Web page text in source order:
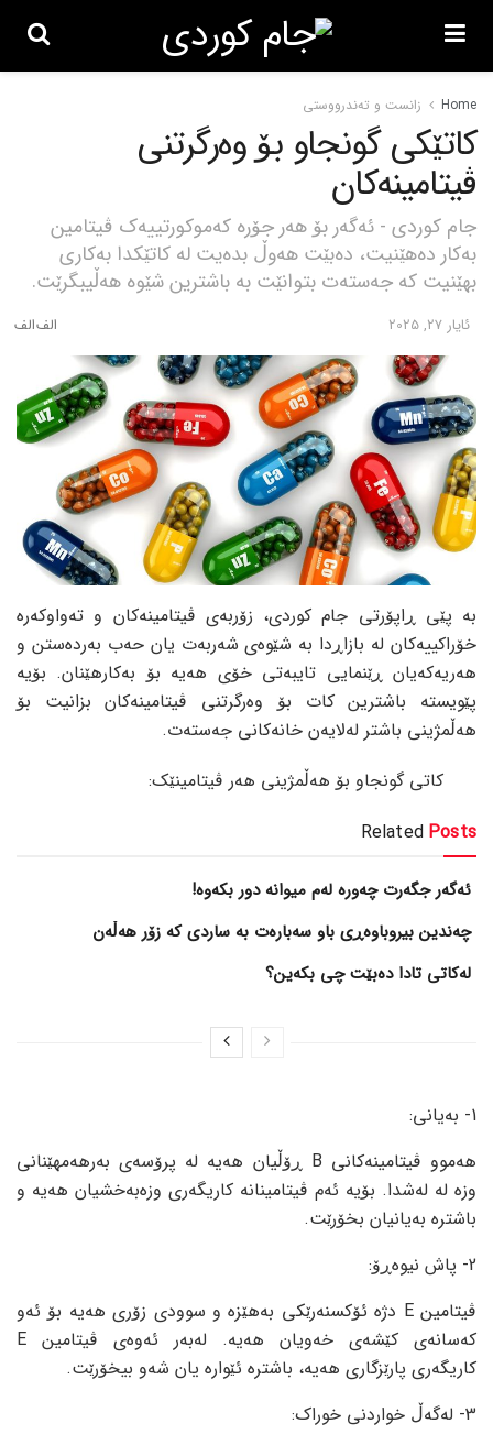
Home زانست و تەندرووستی
کاتێکی گونجاو بۆ وەرگرتنی
ڤیتامینەکان
جام کوردی - ئەگەر بۆ هەر جۆرە کەموکورتییەک ڤیتامین
بەکار دەهێنیت، دەبێت هەوڵ بدەیت لە کاتێکدا بەکاری
بهێنیت کە جەستەت بتوانێت بە باشترین شێوە هەڵیبگرێت.
ئایار 27, 2025
بە پێی ڕاپۆرتی جام کوردی، زۆربەی ڤیتامینەکان و تەواوکەرە
خۆراکییەکان لە بازاڕدا بە شێوەی شەربەت یان حەب بەردەستن و
هەریەکەیان ڕێنمایی تایبەتی خۆی هەیە بۆ بەکارهێنان. بۆیە
پێویستە باشترین کات بۆ وەرگرتنی ڤیتامینەکان بزانیت بۆ
هەڵمژینی باشتر لەلایەن خانەکانی جەستەت.
کاتی گونجاو بۆ هەڵمژینی هەر ڤیتامینێک:
Related Posts
ئەگەر جگەرت چەورە لەم میوانە دور بکەوە!
چەندین بیروباوەڕی باو سەبارەت بە ساردی کە زۆر هەڵەن
لەکاتی تادا دەبێت چی بکەین؟
1- بەیانی:
هەموو ڤیتامینەکانی B ڕۆڵیان هەیە لە پرۆسەی بەرهەمهێنانی
وزە لە لەشدا. بۆیە ئەم ڤیتامینانە کاریگەری وزەبەخشیان هەیە و
باشترە بەیانیان بخۆرێت.
2- پاش نیوەڕۆ:
ڤیتامین E دژە ئۆکسنەرێکی بەهێزە و سوودی زۆری هەیە بۆ ئەو
کەسانەی کێشەی خەویان هەیە. لەبەر ئەوەی ڤیتامین E
کاریگەری پارێزگاری هەیە، باشترە ئێوارە یان شەو بیخۆرێت.
3- لەگەڵ خواردنی خوراک: